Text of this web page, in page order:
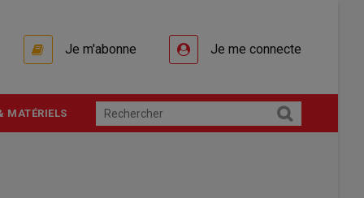
Je m'abonne Je me connecte
MATÉRIELS